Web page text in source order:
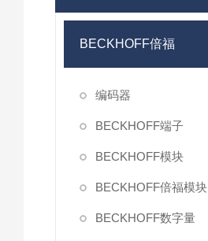
BECKHOFF倍福
编码器
BECKHOFF端子
BECKHOFF模块
BECKHOFF倍福模块
BECKHOFF数字量